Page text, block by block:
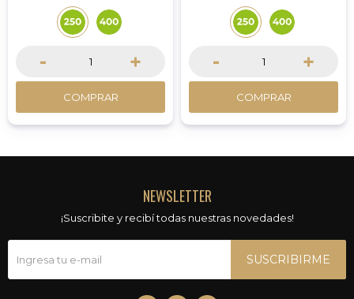
- +
COMPRAR
- +
COMPRAR
NEWSLETTER
¡Suscribite y recibí todas nuestras novedades!
SUSCRIBIRME